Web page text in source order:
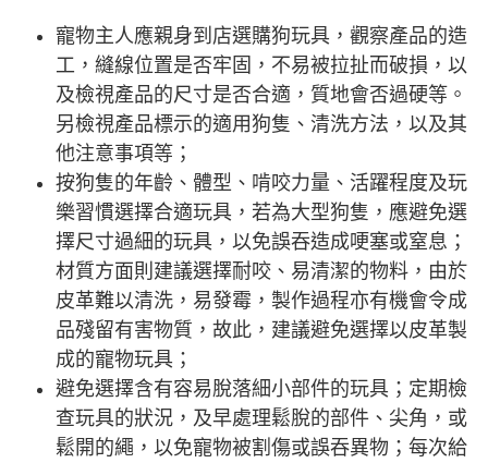
寵物主人應親身到店選購狗玩具，觀察產品的造
工，縫線位置是否牢固，不易被拉扯而破損，以
及檢視產品的尺寸是否合適，質地會否過硬等。
另檢視產品標示的適用狗隻、清洗方法，以及其
他注意事項等；
按狗隻的年齡、體型、啃咬力量、活躍程度及玩
樂習慣選擇合適玩具，若為大型狗隻，應避免選
擇尺寸過細的玩具，以免誤吞造成哽塞或窒息；
材質方面則建議選擇耐咬、易清潔的物料，由於
皮革難以清洗，易發霉，製作過程亦有機會令成
品殘留有害物質，故此，建議避免選擇以皮革製
成的寵物玩具；
避免選擇含有容易脫落細小部件的玩具；定期檢
查玩具的狀況，及早處理鬆脫的部件、尖角，或
鬆開的繩，以免寵物被割傷或誤吞異物；每次給